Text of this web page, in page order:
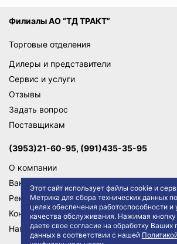
Этот сайт использует файлы cookie и
Метрика для сбора технических данных
целях обеспечения работоспособности и
качества обслуживания. Нажимая кнопку
даете свое согласие на обработку Ваших
данных в соответствии с нашей
Филиалы АО “ТД ТРАКТ”
Торговые отделения
Дилеры и представители
Сервис и услуги
Отзывы
Задать вопрос
Поставщикам
(3953)21-60-95, (991)435-35-95
О компании
Вакансии
Реквизиты
Контакты
Написать директору